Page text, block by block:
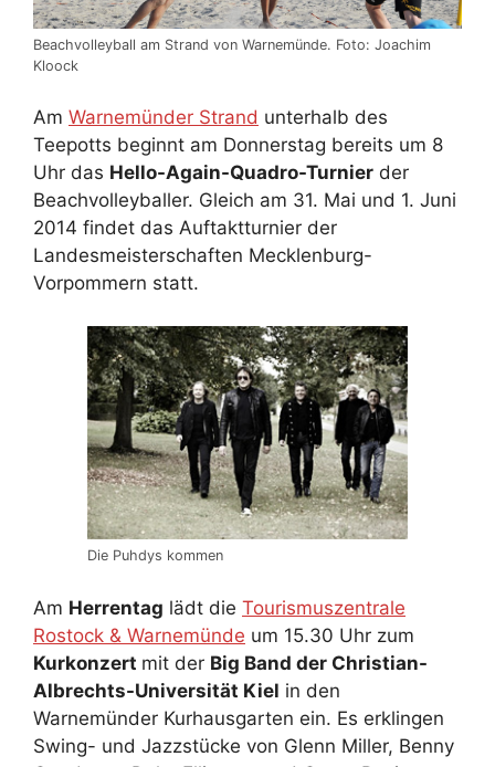
Beachvolleyball am Strand von Warnemünde. Foto: Joachim
Kloock
Am Warnemünder Strand unterhalb des
Teepotts beginnt am Donnerstag bereits um 8
Uhr das Hello-Again-Quadro-Turnier der
Beachvolleyballer. Gleich am 31. Mai und 1. Juni
2014 findet das Auftaktturnier der
Landesmeisterschaften Mecklenburg-
Vorpommern statt.
Die Puhdys kommen
Am Herrentag lädt die Tourismuszentrale
Rostock & Warnemünde um 15.30 Uhr zum
Kurkonzert mit der Big Band der Christian-
Albrechts-Universität Kiel in den
Warnemünder Kurhausgarten ein. Es erklingen
Swing- und Jazzstücke von Glenn Miller, Benny